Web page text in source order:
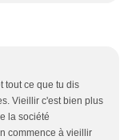
tout ce que tu dis
Vieillir c'est bien plus
la société
commence à vieillir